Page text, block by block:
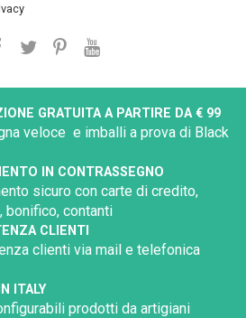
GRATUITA A PARTIRE DA € 99
veloce e imballi a prova di Black
IN CONTRASSEGNO
sicuro con carte di credito,
bonifico, contanti
CLIENTI
clienti via mail e telefonica
ITALY
prodotti da artigiani